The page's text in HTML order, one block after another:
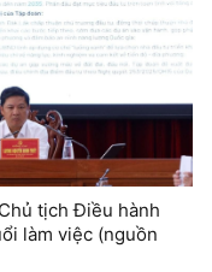
tịch Điều hành
làm việc (nguồn